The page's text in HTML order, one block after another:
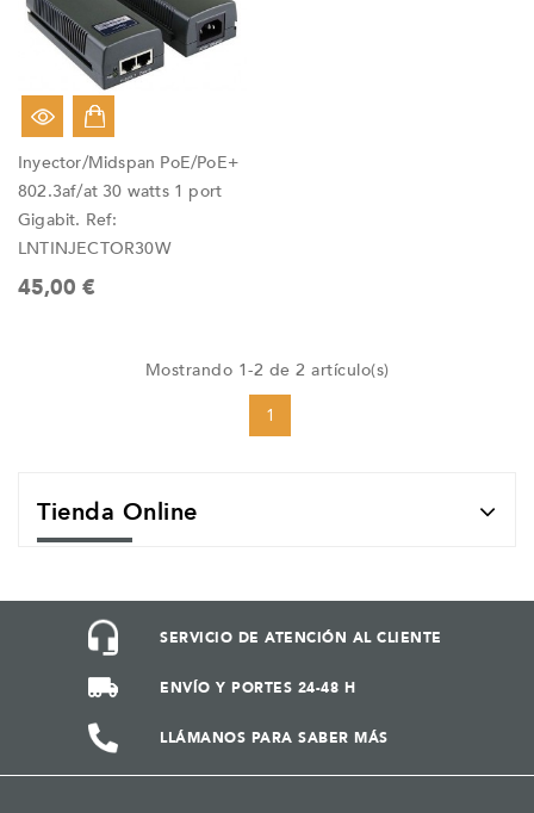
Inyector/Midspan PoE/PoE+
802.3af/at 30 watts 1 port
Gigabit. Ref:
LNTINJECTOR30W
45,00 €
Mostrando 1-2 de 2 artículo(s)
1
Tienda Online
SERVICIO DE ATENCIÓN AL CLIENTE
ENVÍO Y PORTES 24-48 H
LLÁMANOS PARA SABER MÁS